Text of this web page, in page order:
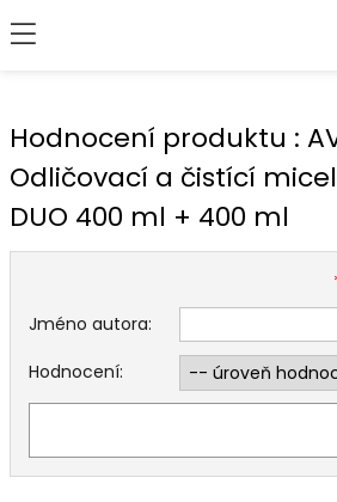
Hodnocení produktu :
Odličovací a čistící
DUO 400 ml + 400 ml
Jméno autora:
Hodnocení: